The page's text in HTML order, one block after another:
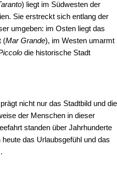
) liegt im Südwesten der
Sie erstreckt sich entlang der
umgeben: im Osten liegt das
(Mar Grande), im Westen umarmt
die historische Stadt
nicht nur das Stadtbild und die
der Menschen in dieser
standen über Jahrhunderte
das Urlaubsgefühl und das